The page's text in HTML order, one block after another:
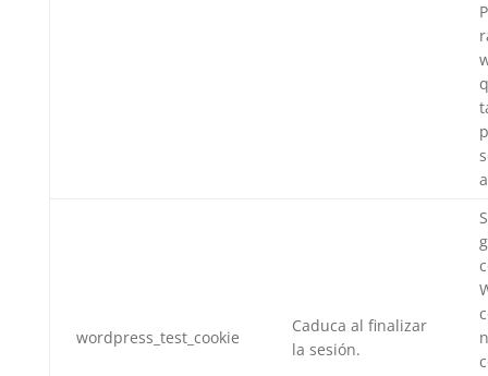
wordpress_test_cookie
Caduca al finalizar
la sesión.